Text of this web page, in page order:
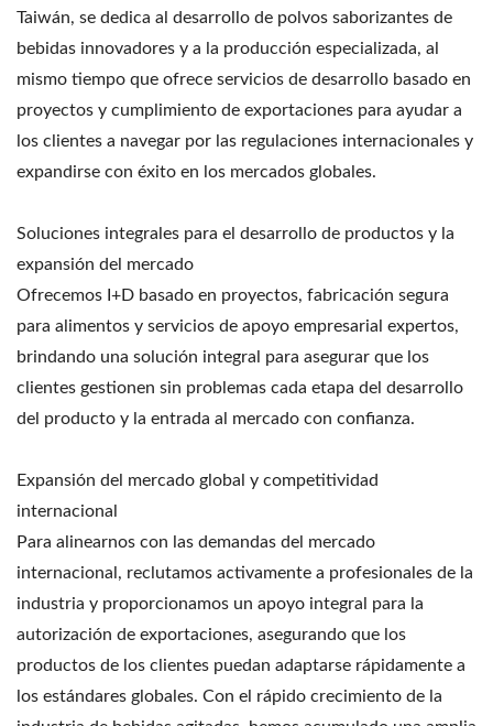
Taiwán, se dedica al desarrollo de polvos saborizantes de
bebidas innovadores y a la producción especializada, al
mismo tiempo que ofrece servicios de desarrollo basado en
proyectos y cumplimiento de exportaciones para ayudar a
los clientes a navegar por las regulaciones internacionales y
expandirse con éxito en los mercados globales.
Soluciones integrales para el desarrollo de productos y la
expansión del mercado
Ofrecemos I+D basado en proyectos, fabricación segura
para alimentos y servicios de apoyo empresarial expertos,
brindando una solución integral para asegurar que los
clientes gestionen sin problemas cada etapa del desarrollo
del producto y la entrada al mercado con confianza.
Expansión del mercado global y competitividad
internacional
Para alinearnos con las demandas del mercado
internacional, reclutamos activamente a profesionales de la
industria y proporcionamos un apoyo integral para la
autorización de exportaciones, asegurando que los
productos de los clientes puedan adaptarse rápidamente a
los estándares globales. Con el rápido crecimiento de la